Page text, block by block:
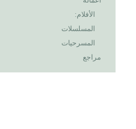
الأفلام:
المسلسلات
المسرحيات
مراجع